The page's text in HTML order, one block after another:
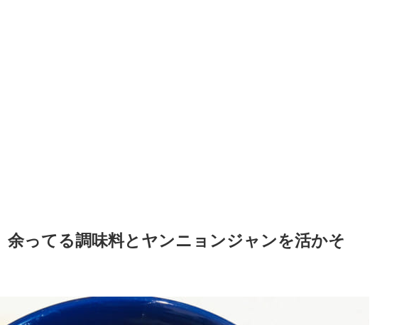
余ってる調味料とヤンニョンジャンを活かそ